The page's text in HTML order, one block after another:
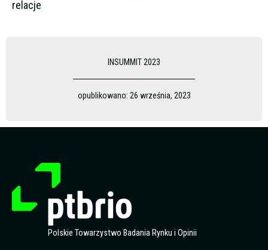
relacje
INSUMMIT 2023
opublikowano: 26 września, 2023
Polskie Towarzystwo Badania Rynku i Opinii